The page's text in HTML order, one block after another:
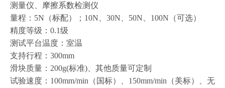
测量仪、摩擦系数检测仪
量程：5N（标配）；10N、30N、50N、100N（可选）
精度等级：0.1级
测试平台温度：室温
支持行程：300mm
滑块质量：200g(标准)、其他质量可定制
试验速度：100mm/min（国标）、150mm/min（美标）、无